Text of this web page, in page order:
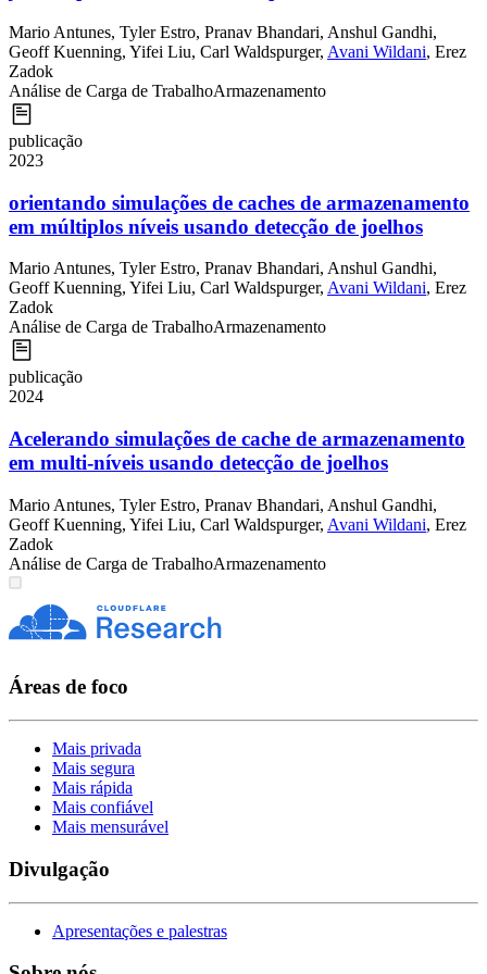
Mario Antunes, Tyler Estro, Pranav Bhandari, Anshul Gandhi,
Geoff Kuenning, Yifei Liu, Carl Waldspurger, Avani Wildani, Erez
Zadok
Análise de Carga de TrabalhoArmazenamento
publicação
2023
orientando simulações de caches de armazenamento
em múltiplos níveis usando detecção de joelhos
Mario Antunes, Tyler Estro, Pranav Bhandari, Anshul Gandhi,
Geoff Kuenning, Yifei Liu, Carl Waldspurger, Avani Wildani, Erez
Zadok
Análise de Carga de TrabalhoArmazenamento
publicação
2024
Acelerando simulações de cache de armazenamento
em multi-níveis usando detecção de joelhos
Mario Antunes, Tyler Estro, Pranav Bhandari, Anshul Gandhi,
Geoff Kuenning, Yifei Liu, Carl Waldspurger, Avani Wildani, Erez
Zadok
Análise de Carga de TrabalhoArmazenamento
Áreas de foco
Mais privada
Mais segura
Mais rápida
Mais confiável
Mais mensurável
Divulgação
Apresentações e palestras